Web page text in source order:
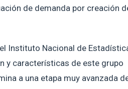
de demanda por creación
Instituto Nacional de
y características de este grupo
a una etapa muy avanzada